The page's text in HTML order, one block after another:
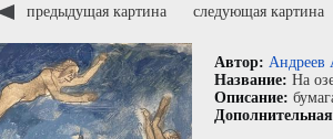
предыдущая картина следующая картина
Автор: Андреев
Название: На
Описание: